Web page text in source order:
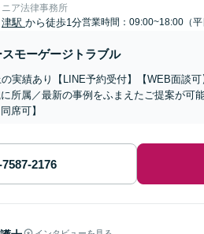
ア法律事務所
津駅 から徒歩1分営業時間：09:00~18:00（平
スモーゲージトラブル
実績あり【LINE予約受付】【WEB面談
所属／最新の事例をふまえたご提案が可
席可】